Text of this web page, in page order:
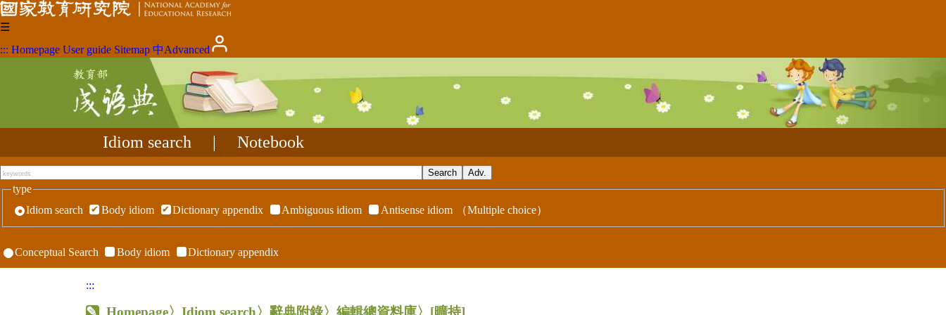
☰
::: Homepage User guide Sitemap 中Advanced
Idiom search Notebook
type
Idiom search
Body idiom Dictionary appendix Ambiguous idiom Antisense idiom （Multiple choice）
Conceptual Search Body idiom Dictionary appendix
:::
Homepage〉Idiom search〉辭典附錄〉編輯總資料庫〉 [曠持]